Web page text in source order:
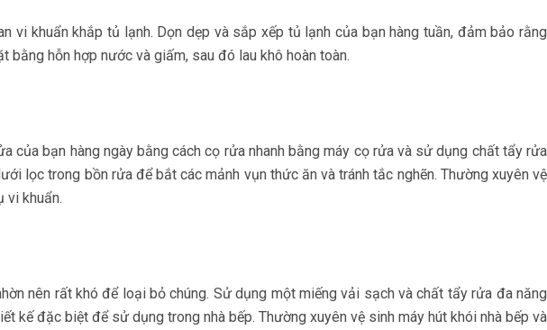
khuẩn khắp tủ lạnh. Dọn dẹp và sắp xếp tủ lạnh của bạn hàng tuần, đảm bảo rằng
hỗn hợp nước và giấm, sau đó lau khô hoàn toàn.
bạn hàng ngày bằng cách cọ rửa nhanh bằng máy cọ rửa và sử dụng chất tẩy rửa
lọc trong bồn rửa để bắt các mảnh vụn thức ăn và tránh tắc nghẽn. Thường xuyên vệ
vi khuẩn.
nên rất khó để loại bỏ chúng. Sử dụng một miếng vải sạch và chất tẩy rửa đa năng
đặc biệt để sử dụng trong nhà bếp. Thường xuyên vệ sinh máy hút khói nhà bếp và